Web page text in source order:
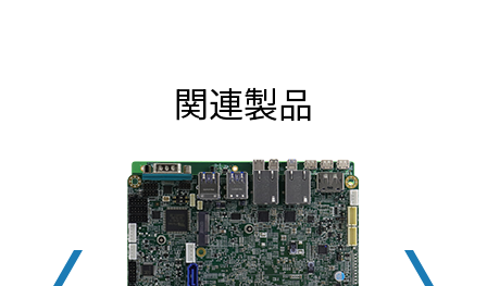
関連製品